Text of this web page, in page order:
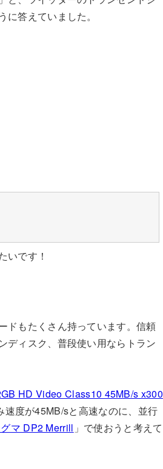
答えていました。
いです！
ドもたくさん持っています。信頼
ディスク、普段使い用ならトラン
HD Video Class10 45MB/s x300
速度が45MB/sと高速なのに、並行
マ DP2 Merrill 」で使おうと考えて